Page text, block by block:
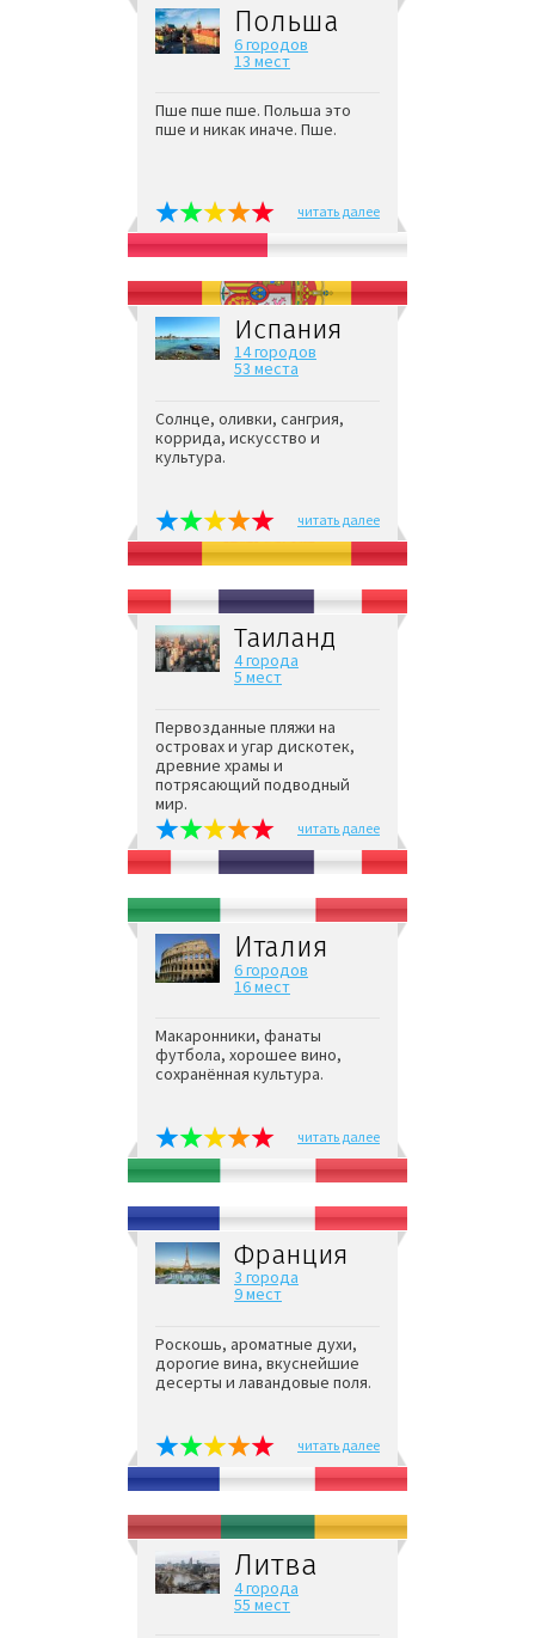
Польша
6 городов
13 мест
Пше пше пше. Польша это
пше и никак иначе. Пше.
читать далее
Испания
14 городов
53 места
Солнце, оливки, сангрия,
коррида, искусство и
культура.
читать далее
Таиланд
4 города
5 мест
Первозданные пляжи на
островах и угар дискотек,
древние храмы и
потрясающий подводный
мир.
читать далее
Италия
6 городов
16 мест
Макаронники, фанаты
футбола, хорошее вино,
сохранённая культура.
читать далее
Франция
3 города
9 мест
Роскошь, ароматные духи,
дорогие вина, вкуснейшие
десерты и лавандовые поля.
читать далее
Литва
4 города
55 мест